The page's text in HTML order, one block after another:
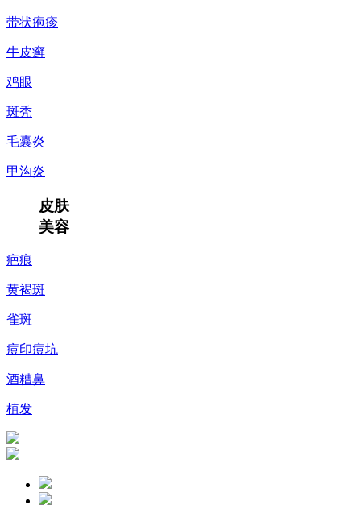
带状疱疹
牛皮癣
鸡眼
斑秃
毛囊炎
甲沟炎
皮肤
美容
疤痕
黄褐斑
雀斑
痘印痘坑
酒糟鼻
植发